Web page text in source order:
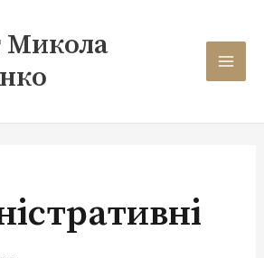
Микола